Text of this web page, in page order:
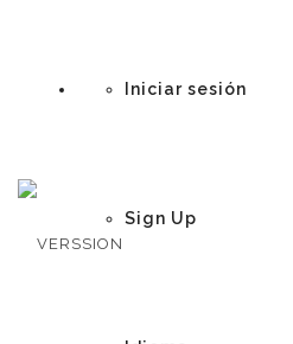
Iniciar sesión
Sign Up